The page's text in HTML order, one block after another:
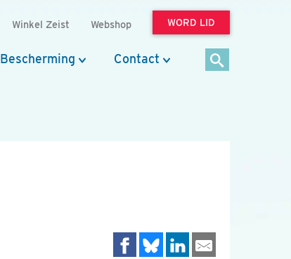
Winkel Zeist Webshop WORD LID
Bescherming Contact